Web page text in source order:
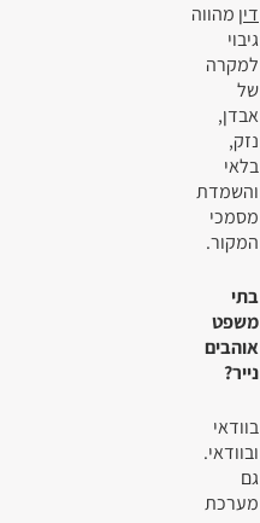
דין מהווה
גיבוי
למקרה
של
אבדן,
נזק,
בלאי
והשמדת
מסמכי
המקור.
בתי
משפט
אוהבים
נייר?
בוודאי
ובוודאי.
גם
מערכת